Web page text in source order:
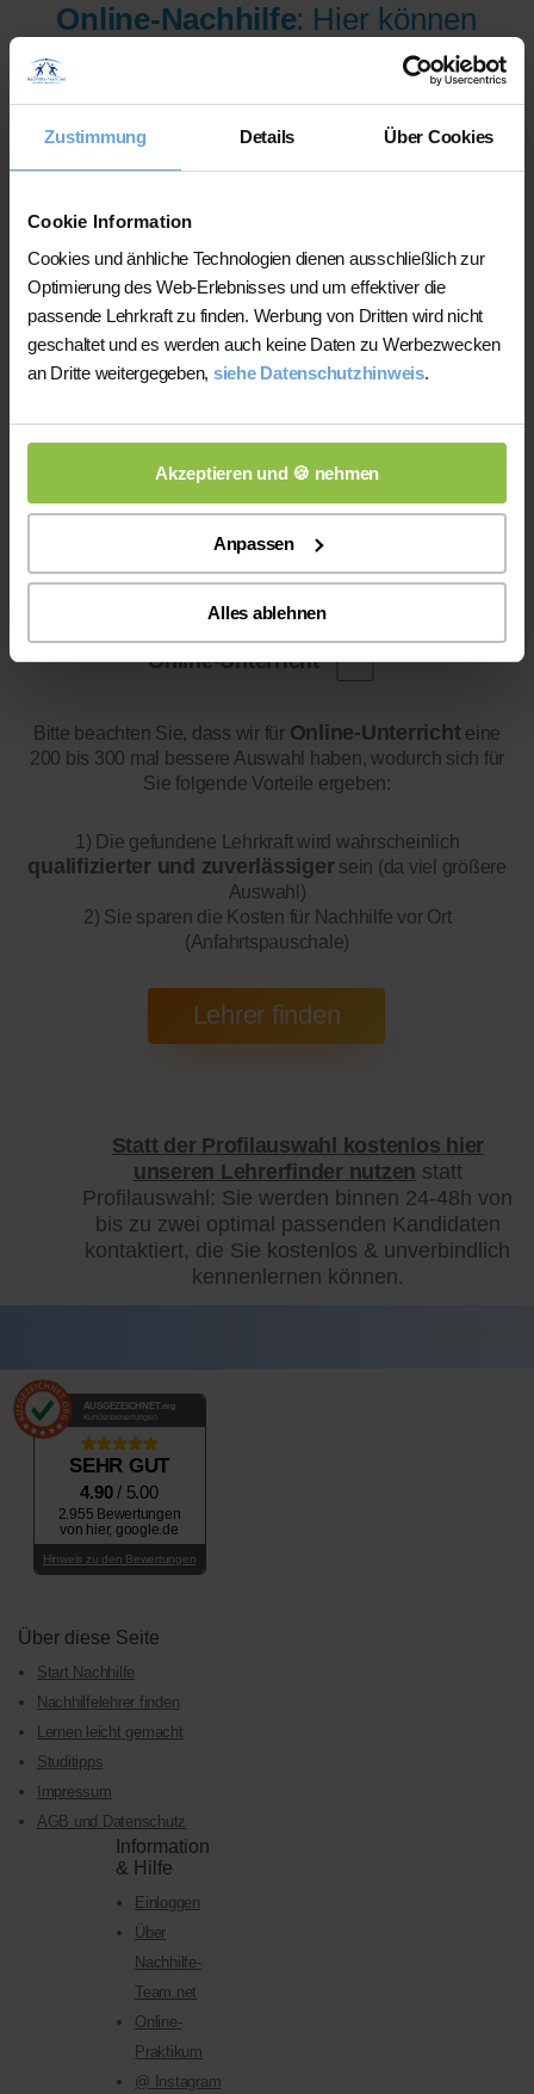
Zustimmung Details Über Cookies
Cookie Information
Cookies und änhliche Technologien dienen ausschließlich zur
Optimierung des Web-Erlebnisses und um effektiver die
passende Lehrkraft zu finden. Werbung von Dritten wird nicht
geschaltet und es werden auch keine Daten zu Werbezwecken
an Dritte weitergegeben, siehe Datenschutzhinweis.
Akzeptieren und 🍪 nehmen
Anpassen
Alles ablehnen
Online-Nachhilfe: Hier können
wir Ihnen aus mehr als 300
Lehrer/innen pro Fach und
Niveau die am besten
qualifizierten Lehrer/innen sofort
zur Verfügung stellen.
Jetzt verfügbare Lehrer/innen
für Online-Nachhilfe anzeigen
lassen.
Online-Unterricht
Bitte beachten Sie, dass wir für Online-Unterrichteine
200 bis 300 mal bessere Auswahl haben, wodurch sich für
Sie folgende Vorteile ergeben:
1) Die gefundene Lehrkraft wird wahrscheinlich
qualifizierter und zuverlässigersein (da viel größere
Auswahl)
2) Sie sparen die Kosten für Nachhilfe vor Ort
(Anfahrtspauschale)
Statt der Profilauswahl kostenlos hier
unseren Lehrerfinder nutzen statt
Profilauswahl: Sie werden binnen 24-48h von
bis zu zwei optimal passenden Kandidaten
kontaktiert, die Sie kostenlos & unverbindlich
kennenlernen können.
AUSGEZEICHNET .org
Kundenbewertungen
SEHR GUT
4.90/ 5.00
2.955 Bewertungen
von hier, google.de
Hinweis zu den Bewertungen
Über diese Seite
Start Nachhilfe
Nachhilfelehrer finden
Lernen leicht gemacht
Studitipps
Impressum
AGB und Datenschutz
Information
& Hilfe
Einloggen
Über
Nachhilfe-
Team.net
Online-
Praktikum
@ Instagram